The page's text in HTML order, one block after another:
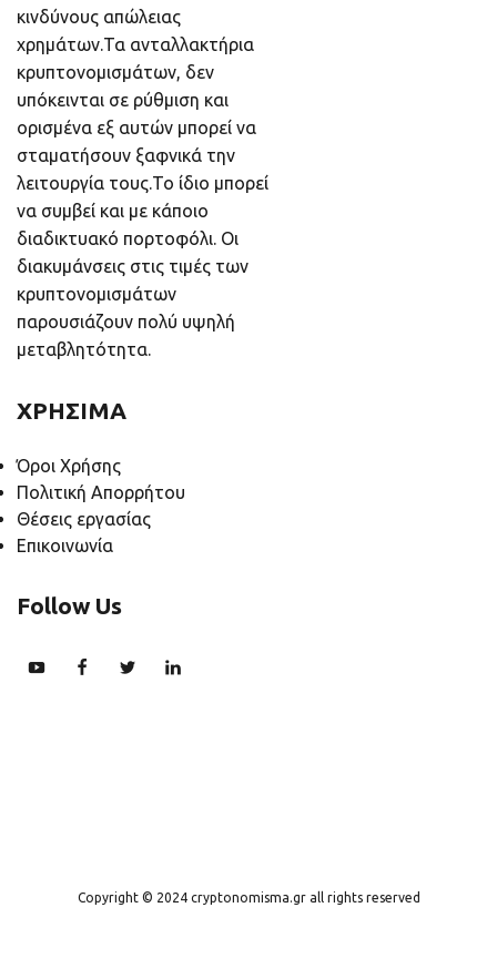
κινδύνους απώλειας
χρημάτων.Τα ανταλλακτήρια
κρυπτονομισμάτων, δεν
υπόκεινται σε ρύθμιση και
ορισμένα εξ αυτών μπορεί να
σταματήσουν ξαφνικά την
λειτουργία τους.Το ίδιο μπορεί
να συμβεί και με κάποιο
διαδικτυακό πορτοφόλι. Οι
διακυμάνσεις στις τιμές των
κρυπτονομισμάτων
παρουσιάζουν πολύ υψηλή
μεταβλητότητα.
ΧΡΗΣΙΜΑ
Όροι Χρήσης
Πολιτική Απορρήτου
Θέσεις εργασίας
Επικοινωνία
Follow Us
Copyright © 2024 cryptonomisma.gr all rights reserved